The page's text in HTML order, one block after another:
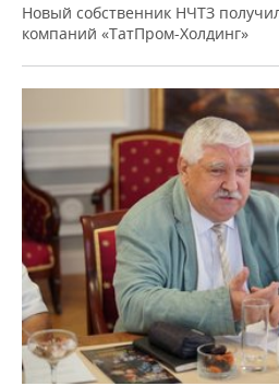
Новый собственник НЧТЗ
компаний «ТатПром-Холдинг»